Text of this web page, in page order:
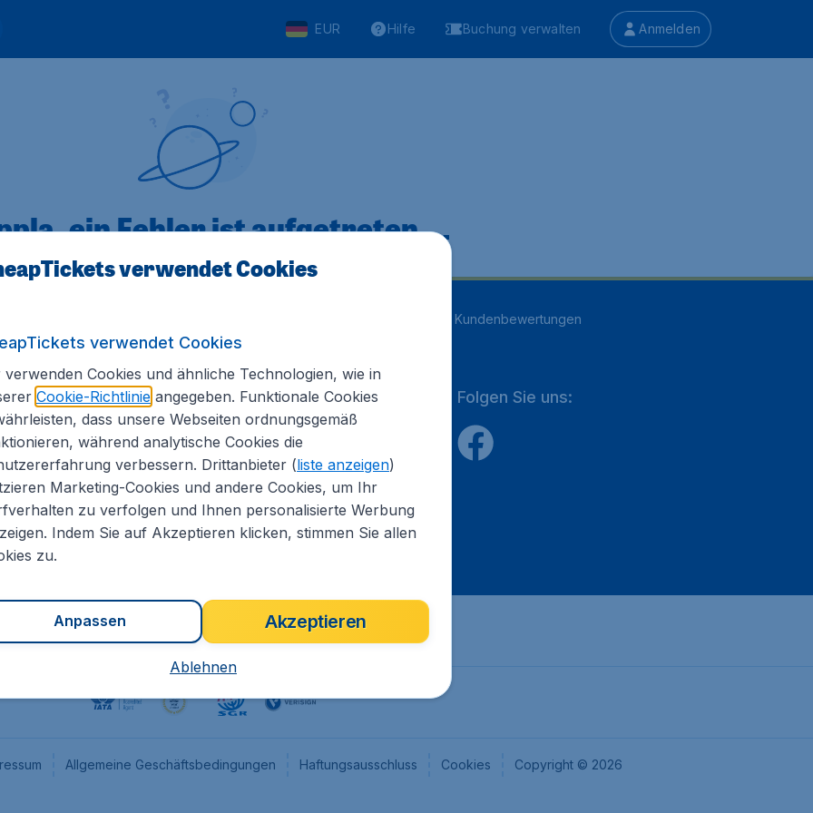
EUR Hilfe Buchung verwalten Anmelden
ein Fehler ist aufgetreten ...
Kundenbewertungen
Informationen
Internationale Webseiten
CheapTickets.nl
CheapTickets.be
CheapTickets.ch
CheapTickets.sg
Flugladen.at
Folgen Sie uns:
Allgemeine Geschäftsbedingungen Haftungsausschluss Cookies Copyright © 2026
verwendet Cookies
verwendet Cookies
verwenden Cookies und ähnliche Technologien, wie in
Cookie-Richtlinieangegeben. Funktionale Cookies
dass unsere Webseiten ordnungsgemäß
während analytische Cookies die
verbessern. Drittanbieter (liste anzeigen)
Marketing-Cookies und andere Cookies, um Ihr
zu verfolgen und Ihnen personalisierte Werbung
Indem Sie auf Akzeptieren klicken, stimmen Sie allen
zu.
Akzeptieren
Anpassen
Ablehnen